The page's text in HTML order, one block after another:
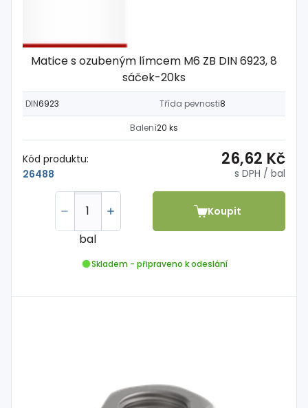
Matice s ozubeným límcem M6 ZB DIN 6923, 8
sáček-20ks
DIN6923 Třída pevnosti8
Balení20 ks
Kód produktu:
26488
26,62 Kč
s DPH / bal
bal
Koupit
Skladem - připraveno k odeslání